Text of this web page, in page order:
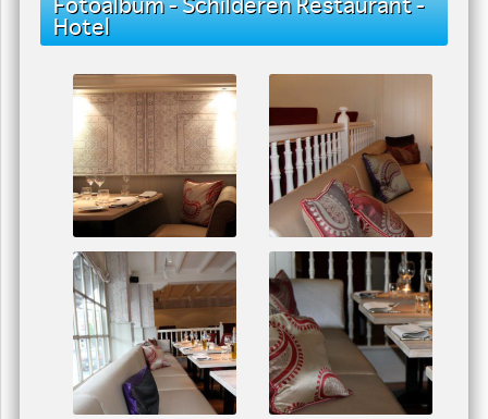
Fotoalbum - Schilderen Restaurant -